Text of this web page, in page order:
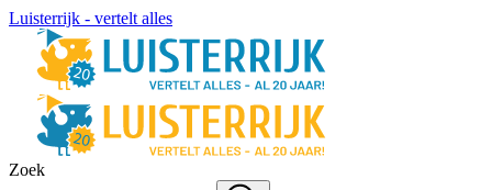
Luisterrijk - vertelt alles
Zoek